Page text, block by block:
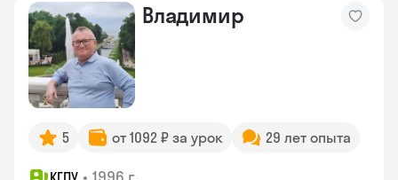
Владимир
5 от 1092 ₽ за урок 29 лет опыта